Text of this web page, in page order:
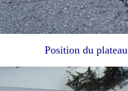
Position du